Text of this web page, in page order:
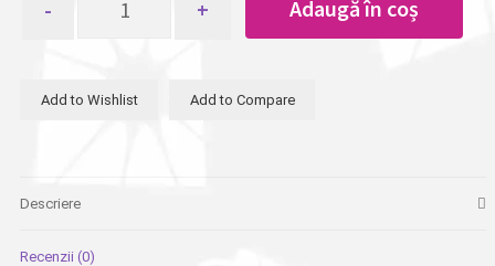
Тарелка
рисунок
коробке
Adaugă în coș
Add to Wishlist Add to Compare
Descriere
Recenzii (0)